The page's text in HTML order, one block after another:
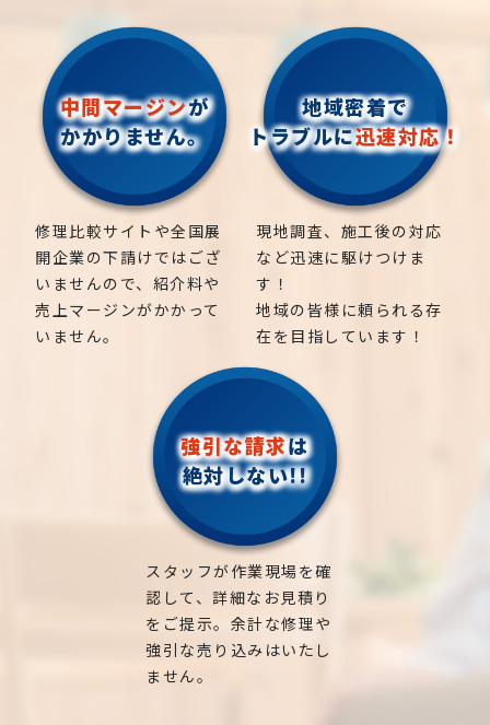
採、13m の 木 伐採、14m の 木 伐採、15m の 木
伐採、16m の 木 伐採、17m の 木 伐採、19m の
木 伐採、20m の 木 伐採
採、芦屋市 翠ヶ丘町 伐採、芦屋市 岩園町 伐
採、西宮市 伐採、西宮市 高須町 伐採、西宮
市 西宮浜 伐採、西宮市 枝川町 伐採、伊丹
市 伐採、宝塚市 伐採、川西市 伐採、三田市
伐採、庭木 伐採、木の伐採、伐採、伐採 木、危険木
伐採、支障木、支障木 伐採、特殊 伐採、竹林 伐採、
立木 伐採、高木 伐採、大木 伐採、伐採 料金、樹木
の 伐採、木 の 伐採 費用、樹木 の 撤去、伐採 料
金、庭木 伐採 価格、高い 木 を 切る、アーボ リス
ト、木 の 伐採 業者、伐採 費用、庭 の 木 の 伐採 値
段、樹木 伐採 費用、 高く なり すぎ た 木 剪定、巨
木 の 伐採、20m ケヤキ 伐採 、処分 費用、杉 伐
採、ケヤキ 伐採、欅 伐採、クスノキ 伐採、ヒノキ
伐採、ソテツ 伐採、松の木 伐採、桜の 木 伐採、シ
ュロ の 木 伐採、シマトネリコ 伐採、大木 伐採 費
用、高く なり すぎ た 木 剪定、特殊 伐採 費用、山
の 木 の 伐採、立木 伐採、庭木 伐採 業者、植木 伐
採、大木 伐採 業者、神社 の 木 伐採、竹 伐採、
10m の 木 伐採、11m の 木 伐採、12m の 木 伐
採、13m の 木 伐採、14m の 木 伐採、15m の 木
伐採、16m の 木 伐採、17m の 木 伐採、19m の
木 伐採、20m の 木 伐採
だきます。
お庭や緑に関する疑問には相談に乗り、気になる料金
についても正確なお見積りを提出させていただきま
す。
まずはお気軽に何なりとお問合せください。
【対応エリア】
兵庫県：神戸市(東灘区、灘区、中央区、兵庫区、長
田区、須磨区、垂水区、北区、西区)、尼崎市、西宮
市、芦屋市
兵庫県 神戸市 伐採、兵庫県神戸市北区 伐採、
兵庫県神戸市西区 伐採、兵庫県神戸市東灘区 伐
採、兵庫県神戸市灘区 伐採、兵庫県神戸市中央
区 伐採、兵庫県神戸市兵庫区 伐採、兵庫県神戸
市長田区 伐採、兵庫県神戸市須磨区 伐採、兵庫
県神戸市垂水区 伐採、尼崎市 伐採、尼崎市 潮
江 伐採、尼崎市 上坂部 伐採、尼崎市 南塚口
町 伐採、芦屋市 伐採、芦屋市 朝日が丘町 伐
採、芦屋市 翠ヶ丘町 伐採、芦屋市 岩園町 伐
採、西宮市 伐採、西宮市 高須町 伐採、西宮
その他エリアのお問い合わせもお気軽にご連絡くだ
さい！
地域密着で伐採・剪定などの造園屋、植木屋をお探
しなら
【お庭専門店】伐採サポートセンターにご相談くだ
さい。
外構工事・エクステリア工事も一式ご対応可能で
す！
そのほかの作業事例はこちら
庭真は、気軽に何でも相談できる豊田・岡崎エリア
での植木屋さんとして、地域の皆様のお庭のお悩みに
しっかりお答えして様々な問題を解決し、お客様の
大切な緑の空間をしっかりお守りさせていただきま
庭木や植木などの緑はすべて生き物ですので、それら
の魅力を引き出すためには、時間と手間をかける必
要があります。
豊富な経験と知識を活かして、皆様のお庭の魅力を最
大限に活かせるよう、しっかりサポートさせていた
お庭や緑に関する疑問には相談に乗り、気になる料金
・庭の草刈り
・枝落とし
・神社やお寺のご神木まで対応します
【 神戸 エリア】神戸市、尼崎市、芦屋市、西宮市、
宝塚市、三田市、川西市、伊丹市
【北摂エリア】豊中市、箕面市、池田市、吹田市、
茨木市、高槻市、枚方市、摂津市、寝屋川市、交野
市
地域密着で伐採・剪定などの造園屋、植木屋をお探
伐採サポートセンター
外構工事・エクステリア工事も一式ご対応可能で
そのほかの作業事例はこちら
庭真は、気軽に何でも相談できる 神戸 ・ 北摂 エリ
アでの植木屋さんとして、地域の皆様のお庭のお悩み
にしっかりお答えして様々な問題を解決し、お客様
の大切な緑の空間をしっかりお守りさせていただき
・ベランダまで伸びしまった、高さの木を伐採してほ
しい
・2階の屋根まで伸びている木を伐採してほしい
・電線まで木が伸び、危ないから木を伐採してほし
い
・隣の家まで木が伸びてしまいクレームを受けたの
で伐採してほしい
・庭の生垣の２〜６本、木を切って欲しい、伐採して
ほしい
・マンションなどの敷地林の伐採をしてほしい（一
本〜数十本までの大型案件でも対応可）
・庭木の剪定
・庭木の刈り込み
・庭の芝刈り
・神社やお寺のご神木まで対応します
【 神戸 エリア】神戸市、尼崎市、芦屋市、西宮市、
宝塚市、三田市、川西市、伊丹市
【北摂エリア】豊中市、箕面市、池田市、吹田市、
茨木市、高槻市、枚方市、摂津市、寝屋川市、交野
中間マージンが
かかりません。
修理比較サイトや全国展
開企業の下請けではござ
いませんので、紹介料や
売上マージンがかかって
いません。
地域密着で
トラブルに迅速対応！
現地調査、施工後の対応
など迅速に駆けつけま
す！
地域の皆様に頼られる存
在を目指しています！
強引な請求は
絶対しない!!
スタッフが作業現場を確
認して、詳細なお見積り
をご提示。余計な修理や
強引な売り込みはいたし
ません。